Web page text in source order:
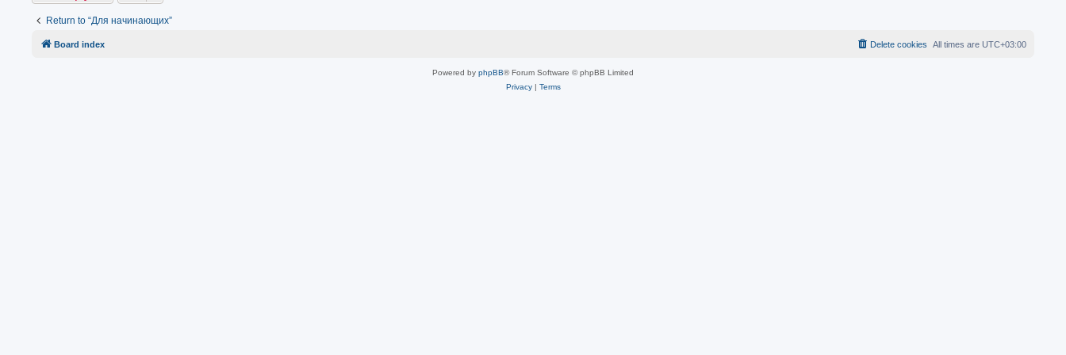
Return to “Для начинающих”
Board index All times are UTC+03:00
Delete cookies
Powered by phpBB® Forum Software © phpBB Limited
Privacy| Terms